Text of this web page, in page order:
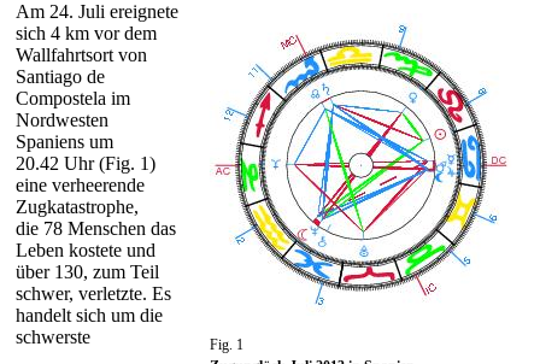
Fig. 1
Am 24. Juli ereignete
sich 4 km vor dem
Wallfahrtsort von
Santiago de
Compostela im
Nordwesten
Spaniens um
20.42 Uhr (Fig. 1)
eine verheerende
Zugkatastrophe,
die 78 Menschen das
Leben kostete und
über 130, zum Teil
schwer, verletzte. Es
handelt sich um die
schwerste